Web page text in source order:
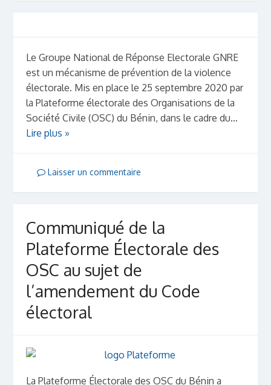
Le Groupe National de Réponse Electorale GNRE
est un mécanisme de prévention de la violence
électorale. Mis en place le 25 septembre 2020 par
la Plateforme électorale des Organisations de la
Société Civile (OSC) du Bénin, dans le cadre du...
Lire plus »
Laisser un commentaire
Communiqué de la
Plateforme Électorale des
OSC au sujet de
l’amendement du Code
électoral
La Plateforme Électorale des OSC du Bénin a